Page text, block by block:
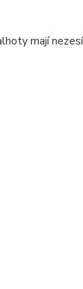
mají